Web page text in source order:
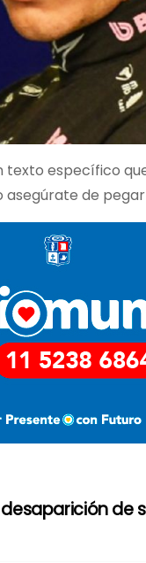
texto específico
de